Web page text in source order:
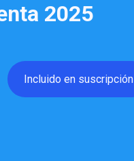
2025
Incluido en suscripción